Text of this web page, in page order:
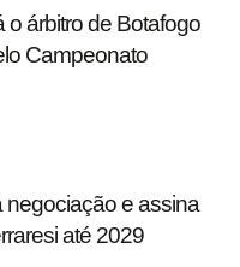
o árbitro de Botafogo
Campeonato
negociação e assina
até 2029